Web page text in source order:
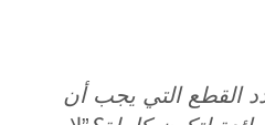
التي يجب أن